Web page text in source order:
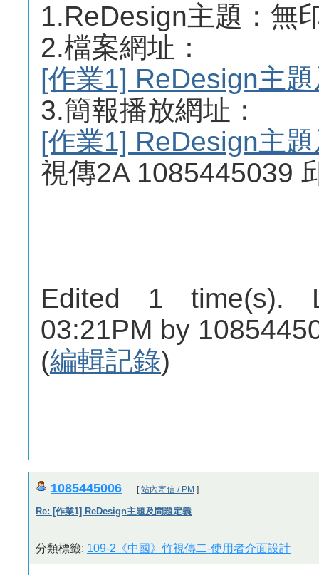
1.ReDesign主題：無
2.檔案網址：
[作業1] ReDesign主
3.簡報播放網址：
[作業1] ReDesign主
視傳2A 1085445039
Edited 1 time(s).
03:21PM by
(編輯記錄)
1085445006 [站內寄信 / PM ]
Re: [作業1] ReDesign主題及問題定義
分類標籤: 109-2《中國》竹視傳二-使用者介面設計